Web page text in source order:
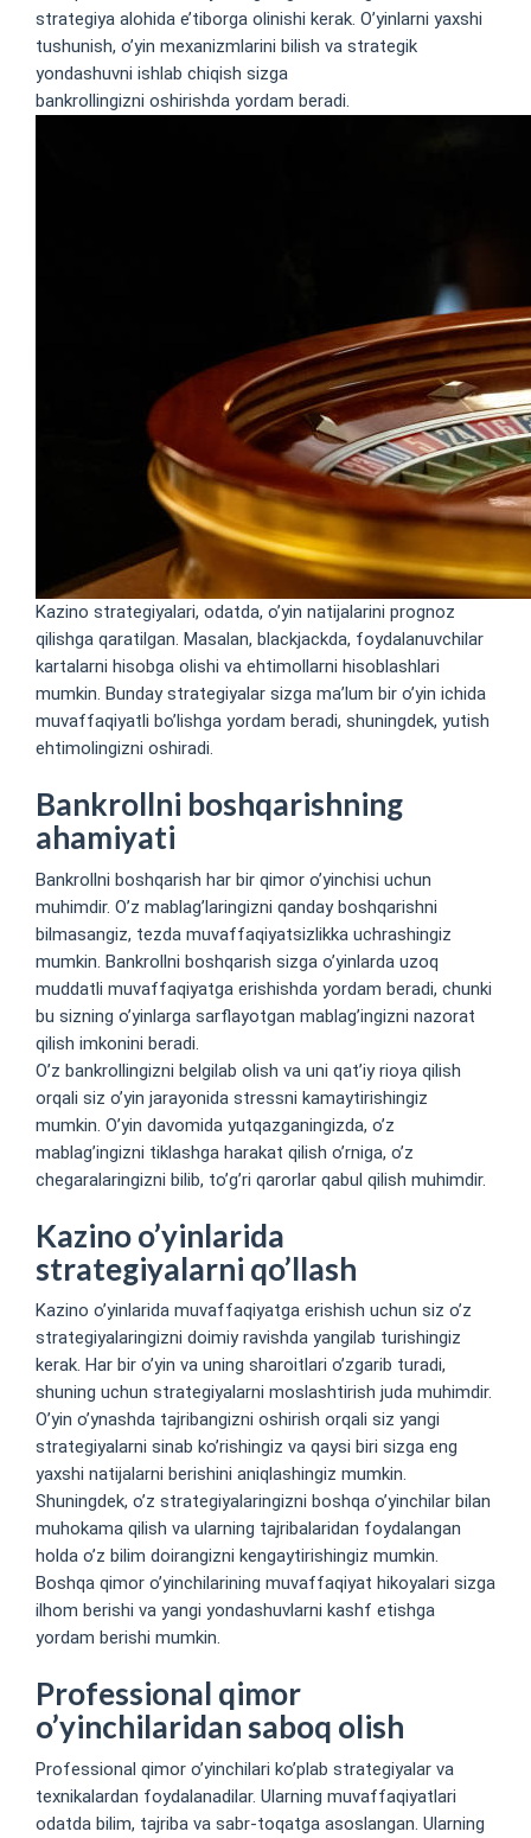
strategiya alohida e’tiborga olinishi kerak. O’yinlarni yaxshi
tushunish, o’yin mexanizmlarini bilish va strategik
yondashuvni ishlab chiqish sizga
bankrollingizni oshirishda yordam beradi.
Kazino strategiyalari, odatda, o’yin natijalarini prognoz
qilishga qaratilgan. Masalan, blackjackda, foydalanuvchilar
kartalarni hisobga olishi va ehtimollarni hisoblashlari
mumkin. Bunday strategiyalar sizga ma’lum bir o’yin ichida
muvaffaqiyatli bo’lishga yordam beradi, shuningdek, yutish
ehtimolingizni oshiradi.
Bankrollni boshqarishning
ahamiyati
Bankrollni boshqarish har bir qimor o’yinchisi uchun
muhimdir. O’z mablag’laringizni qanday boshqarishni
bilmasangiz, tezda muvaffaqiyatsizlikka uchrashingiz
mumkin. Bankrollni boshqarish sizga o’yinlarda uzoq
muddatli muvaffaqiyatga erishishda yordam beradi, chunki
bu sizning o’yinlarga sarflayotgan mablag’ingizni nazorat
qilish imkonini beradi.
O’z bankrollingizni belgilab olish va uni qat’iy rioya qilish
orqali siz o’yin jarayonida stressni kamaytirishingiz
mumkin. O’yin davomida yutqazganingizda, o’z
mablag’ingizni tiklashga harakat qilish o’rniga, o’z
chegaralaringizni bilib, to’g’ri qarorlar qabul qilish muhimdir.
Kazino o’yinlarida
strategiyalarni qo’llash
Kazino o’yinlarida muvaffaqiyatga erishish uchun siz o’z
strategiyalaringizni doimiy ravishda yangilab turishingiz
kerak. Har bir o’yin va uning sharoitlari o’zgarib turadi,
shuning uchun strategiyalarni moslashtirish juda muhimdir.
O’yin o’ynashda tajribangizni oshirish orqali siz yangi
strategiyalarni sinab ko’rishingiz va qaysi biri sizga eng
yaxshi natijalarni berishini aniqlashingiz mumkin.
Shuningdek, o’z strategiyalaringizni boshqa o’yinchilar bilan
muhokama qilish va ularning tajribalaridan foydalangan
holda o’z bilim doirangizni kengaytirishingiz mumkin.
Boshqa qimor o’yinchilarining muvaffaqiyat hikoyalari sizga
ilhom berishi va yangi yondashuvlarni kashf etishga
yordam berishi mumkin.
Professional qimor
o’yinchilaridan saboq olish
Professional qimor o’yinchilari ko’plab strategiyalar va
texnikalardan foydalanadilar. Ularning muvaffaqiyatlari
odatda bilim, tajriba va sabr-toqatga asoslangan. Ularning